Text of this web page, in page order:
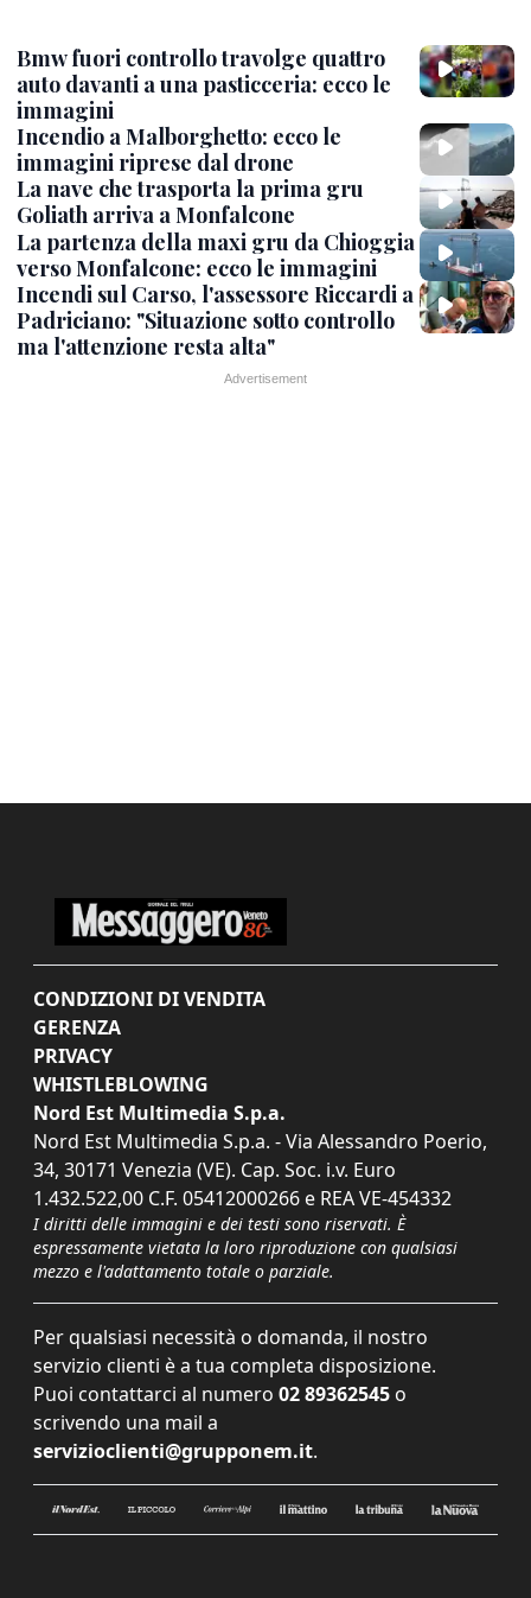
Bmw fuori controllo travolge quattro
auto davanti a una pasticceria: ecco le
immagini
Incendio a Malborghetto: ecco le
immagini riprese dal drone
La nave che trasporta la prima gru
Goliath arriva a Monfalcone
La partenza della maxi gru da Chioggia
verso Monfalcone: ecco le immagini
Incendi sul Carso, l'assessore Riccardi a
Padriciano: "Situazione sotto controllo
ma l'attenzione resta alta"
CONDIZIONI DI VENDITA
GERENZA
PRIVACY
WHISTLEBLOWING
Nord Est Multimedia S.p.a.
Nord Est Multimedia S.p.a. - Via Alessandro Poerio,
34, 30171 Venezia (VE). Cap. Soc. i.v. Euro
1.432.522,00 C.F. 05412000266 e REA VE-454332
I diritti delle immagini e dei testi sono riservati. È
espressamente vietata la loro riproduzione con qualsiasi
mezzo e l'adattamento totale o parziale.
Per qualsiasi necessità o domanda, il nostro
servizio clienti è a tua completa disposizione.
Puoi contattarci al numero 02 89362545 o
scrivendo una mail a
servizioclienti@grupponem.it.